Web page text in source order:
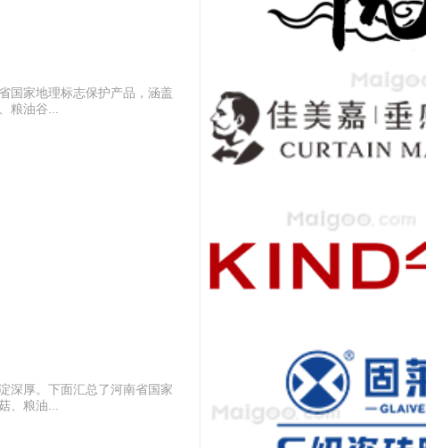
国家地理标志保护产品，涵盖
粮油谷...
深厚。下面汇总了河南省国家
、粮油...